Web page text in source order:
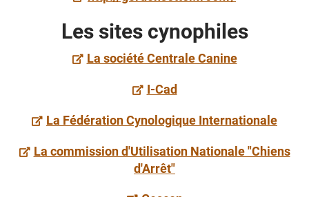
Les sites cynophiles
La société Centrale Canine
I-Cad
La Fédération Cynologique Internationale
La commission d'Utilisation Nationale "Chiens
d'Arrêt"